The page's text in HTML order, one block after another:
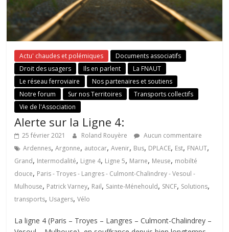
Actu' chaudes et polémiques
Documents associatifs
Droit des usagers
Ils en parlent
La FNAUT
Le réseau ferroviaire
Nos partenaires et soutiens
Notre forum
Sur nos Territoires
Transports collectifs
Vie de l'Association
Alerte sur la Ligne 4:
25 février 2021 Roland Rouyère
Aucun commentaire
Ardennes,Argonne, autocar,Avenir, Bus, DPLACE, Est, FNAUT,
Grand, Intermodalité, Ligne 4, Ligne 5, Marne, Meuse, mobilté
douce, Paris - Troyes - Langres - Culmont-Chalindrey - Vesoul -
Mulhouse, Patrick Varney, Rail, Sainte-Ménehould, SNCF, Solutions,
transports, Usagers,Vélo
La ligne 4 (Paris – Troyes – Langres – Culmont-Chalindrey –